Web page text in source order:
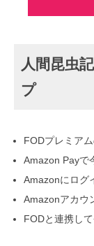
人間昆虫
プ
FODプレミア
Amazon Payで
Amazonにログ
Amazonアカウ
FODと連携し